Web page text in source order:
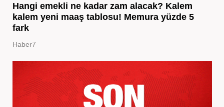
Hangi emekli ne kadar zam alacak? Kalem
kalem yeni maaş tablosu! Memura yüzde 5
fark
Haber7